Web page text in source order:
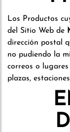
Los Productos
del Sitio Web de
dirección postal
no pudiendo la
correos o
plazas,